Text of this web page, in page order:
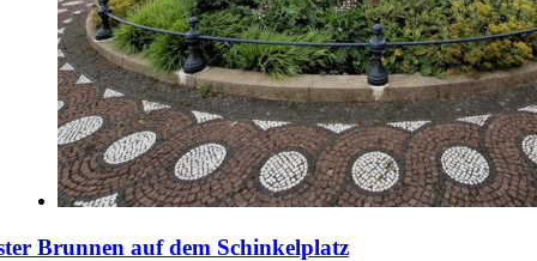
Brunnen auf dem Schinkelplatz